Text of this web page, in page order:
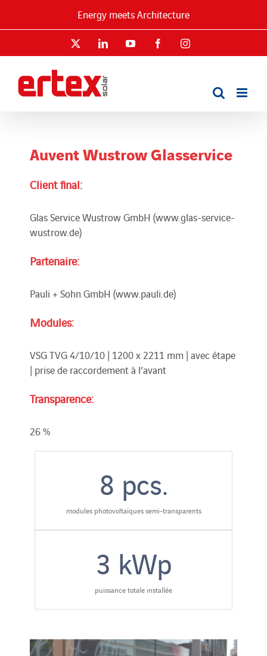
Energy meets Architecture
LinkedInYouTube FacebookInstagram
Auvent Wustrow Glasservice
Client final:
Glas Service Wustrow GmbH (www.glas-service-
wustrow.de)
Partenaire:
Pauli + Sohn GmbH (www.pauli.de)
Modules:
VSG TVG 4/10/10 | 1200 x 2211 mm | avec étape
| prise de raccordement à l’avant
Transparence:
26 %
8 pcs.
modules photovoltaïques semi-transparents
3 kWp
puissance totale installée